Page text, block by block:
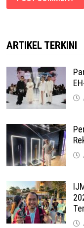
ARTIKEL TERKINI